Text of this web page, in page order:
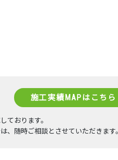
施工実績MAPはこちら
ております。
、随時ご相談とさせていただきます。